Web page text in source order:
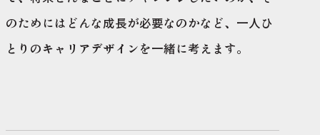
のためにはどんな成長が必要なのかなど、一人ひ
とりのキャリアデザインを一緒に考えます。